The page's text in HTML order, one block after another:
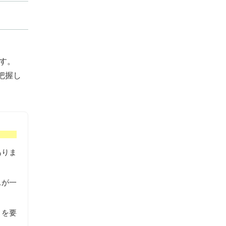
。
握し
ま
一
要